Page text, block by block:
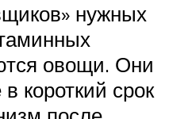
нужных
овощи. Они
короткий срок